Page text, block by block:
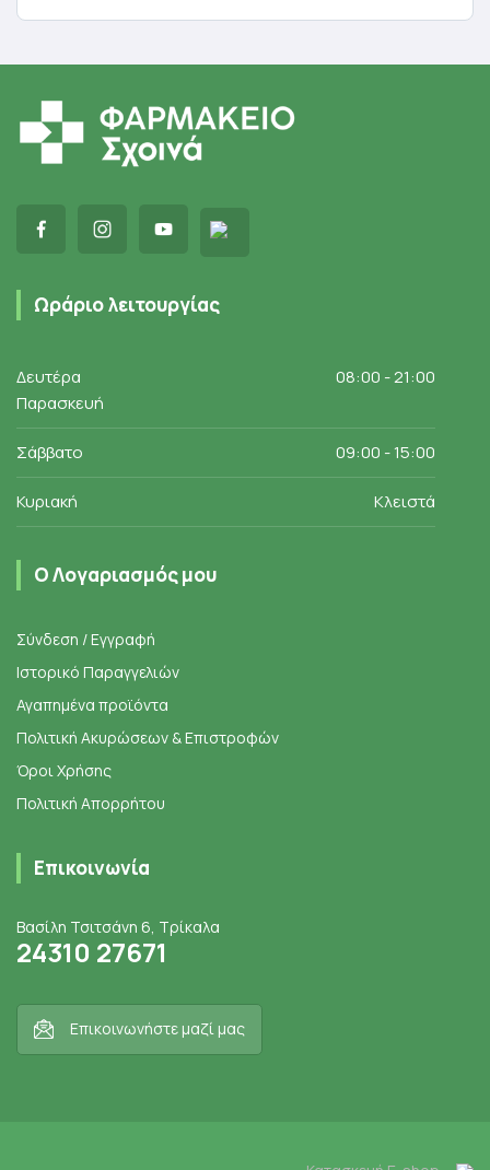
Ωράριο λειτουργίας
Δευτέρα
Παρασκευή
08:00 - 21:00
Σάββατο 09:00 - 15:00
Κυριακή Κλειστά
Ο Λογαριασμός μου
Σύνδεση / Εγγραφή
Ιστορικό Παραγγελιών
Αγαπημένα προϊόντα
Πολιτική Ακυρώσεων & Επιστροφών
Όροι Χρήσης
Πολιτική Απορρήτου
Επικοινωνία
Βασίλη Τσιτσάνη 6, Τρίκαλα
24310 27671
Επικοινωνήστε μαζί μας